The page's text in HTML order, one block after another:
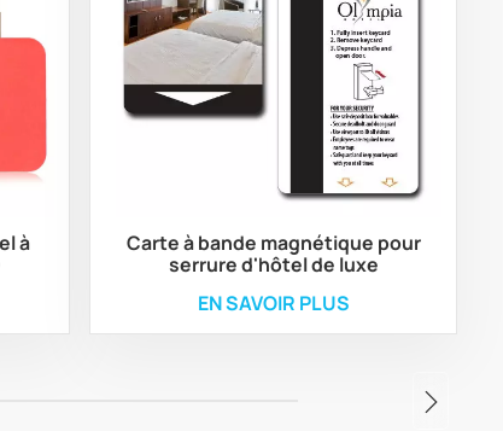
à
Carte à bande magnétique pour
serrure d'hôtel de luxe
EN SAVOIR PLUS